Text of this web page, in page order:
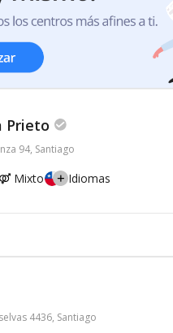
Prieto
94, Santiago
Mixto Idiomas
4436, Santiago